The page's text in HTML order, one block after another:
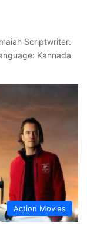
Scriptwriter:
Kannada
Action Movies